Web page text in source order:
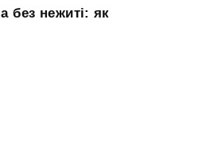
без нежиті: як